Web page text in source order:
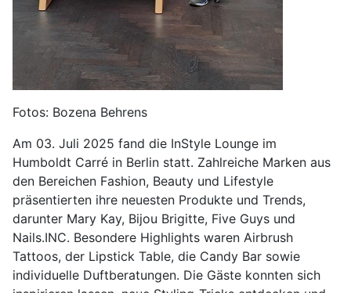
Fotos: Bozena Behrens
Am 03. Juli 2025 fand die InStyle Lounge im
Humboldt Carré in Berlin statt. Zahlreiche Marken aus
den Bereichen Fashion, Beauty und Lifestyle
präsentierten ihre neuesten Produkte und Trends,
darunter Mary Kay, Bijou Brigitte, Five Guys und
Nails.INC. Besondere Highlights waren Airbrush
Tattoos, der Lipstick Table, die Candy Bar sowie
individuelle Duftberatungen. Die Gäste konnten sich